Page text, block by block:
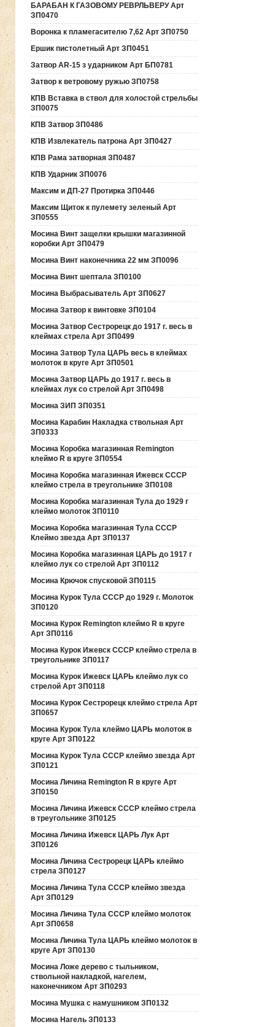
БАРАБАН К ГАЗОВОМУ РЕВРЛЬВЕРУ Арт
ЗП0470
Воронка к пламегасителю 7,62 Арт ЗП0750
Ершик пистолетный Арт ЗП0451
Затвор AR-15 з ударником Арт БП0781
Затвор к ветровому ружью ЗП0758
КПВ Вставка в ствол для холостой стрельбы
ЗП0075
КПВ Затвор ЗП0486
КПВ Извлекатель патрона Арт ЗП0427
КПВ Рама затворная ЗП0487
КПВ Ударник ЗП0076
Максим и ДП-27 Протирка ЗП0446
Максим Щиток к пулемету зеленый Арт
ЗП0555
Мосина Винт защелки крышки магазинной
коробки Арт ЗП0479
Мосина Винт наконечника 22 мм ЗП0096
Мосина Винт шептала ЗП0100
Мосина Выбрасыватель Арт ЗП0627
Мосина Затвор к винтовке ЗП0104
Мосина Затвор Сестрорецк до 1917 г. весь в
клеймах стрела Арт ЗП0499
Мосина Затвор Тула ЦАРЬ весь в клеймах
молоток в круге Арт ЗП0501
Мосина Затвор ЦАРЬ до 1917 г. весь в
клеймах лук со стрелой Арт ЗП0498
Мосина ЗИП ЗП0351
Мосина Карабин Накладка ствольная Арт
ЗП0333
Мосина Коробка магазинная Remington
клеймо R в круге ЗП0554
Мосина Коробка магазинная Ижевск СССР
клеймо стрела в треугольнике ЗП0108
Мосина Коробка магазинная Тула до 1929 г
клеймо молоток ЗП0110
Мосина Коробка магазинная Тула СССР
Клеймо звезда Арт ЗП0137
Мосина Коробка магазинная ЦАРЬ до 1917 г
клеймо лук со стрелой Арт ЗП0112
Мосина Крючок спусковой ЗП0115
Мосина Курок Тула СССР до 1929 г. Молоток
ЗП0120
Мосина Курок Remington клеймо R в круге
Арт ЗП0116
Мосина Курок Ижевск СССР клеймо стрела в
треугольнике ЗП0117
Мосина Курок Ижевск ЦАРЬ клеймо лук со
стрелой Арт ЗП0118
Мосина Курок Сестрорецк клеймо стрела Арт
ЗП0657
Мосина Курок Тула клеймо ЦАРЬ молоток в
круге Арт ЗП0122
Мосина Курок Тула СССР клеймо звезда Арт
ЗП0121
Мосина Личина Remington R в круге Арт
ЗП0150
Мосина Личина Ижевск СССР клеймо стрела
в треугольнике ЗП0125
Мосина Личина Ижевск ЦАРЬ Лук Арт
ЗП0126
Мосина Личина Сестрорецк ЦАРЬ клеймо
стрела ЗП0127
Мосина Личина Тула СССР клеймо звезда
Арт ЗП0129
Мосина Личина Тула СССР клеймо молоток
Арт ЗП0658
Мосина Личина Тула ЦАРЬ клеймо молоток в
круге Арт ЗП0130
Мосина Ложе дерево с тыльником,
ствольной накладкой, нагелем,
наконечником Арт ЗП0293
Мосина Мушка с намушником ЗП0132
Мосина Нагель ЗП0133